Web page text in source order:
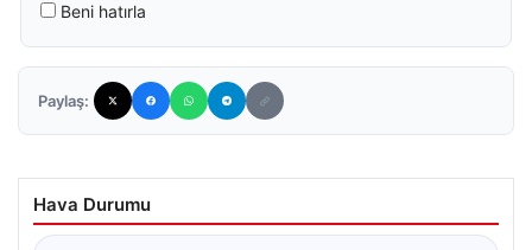
Beni hatırla
Paylaş:
Hava Durumu